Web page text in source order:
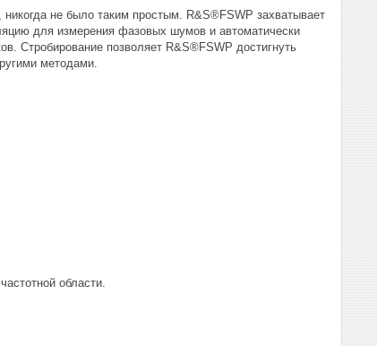
не было таким простым. R&S®FSWP захватывает
для измерения фазовых шумов и автоматически
Стробирование позволяет R&S®FSWP достигнуть
методами.
области.